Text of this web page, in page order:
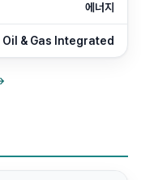
에너지
Oil & Gas Integrated